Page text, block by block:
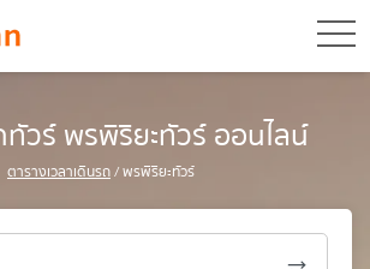
วร์ พรพิริยะทัวร์ ออนไลน์
ตารางเวลาเดินรถ/ พรพิริยะทัวร์